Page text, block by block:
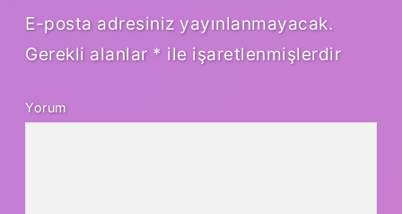
E-posta adresiniz yayınlanmayacak.
Gerekli alanlar * ile işaretlenmişlerdir
Yorum